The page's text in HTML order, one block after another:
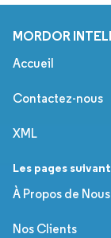
MORDOR
Accueil
Contactez-nous
XML
Les pages
À Propos de Nous
Nos Clients